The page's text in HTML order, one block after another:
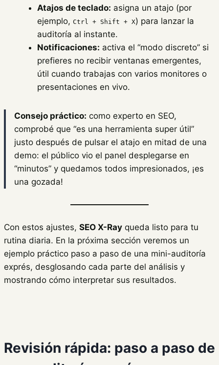
Atajos de teclado: asigna un atajo (por
ejemplo, Ctrl + Shift + X) para lanzar la
auditoría al instante.
Notificaciones: activa el “modo discreto” si
prefieres no recibir ventanas emergentes,
útil cuando trabajas con varios monitores o
presentaciones en vivo.
Consejo práctico: como experto en SEO,
comprobé que “es una herramienta super útil”
justo después de pulsar el atajo en mitad de una
demo: el público vio el panel desplegarse en
“minutos” y quedamos todos impresionados, ¡es
una gozada!
Con estos ajustes, SEO X-Ray queda listo para tu
rutina diaria. En la próxima sección veremos un
ejemplo práctico paso a paso de una mini-auditoría
exprés, desglosando cada parte del análisis y
mostrando cómo interpretar sus resultados.
Revisión rápida: paso a paso de